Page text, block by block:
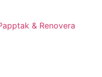
& Renovera